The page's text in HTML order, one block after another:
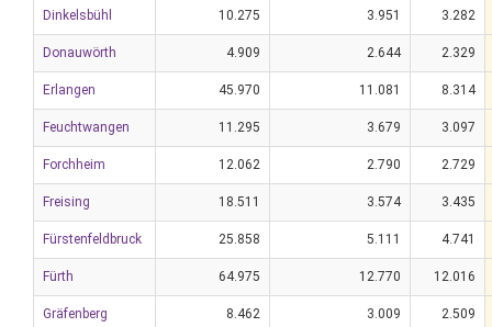
Dinkelsbühl 10.275 3.951 3.282
Donauwörth 4.909 2.644 2.329
Erlangen 45.970 11.081 8.314
Feuchtwangen 11.295 3.679 3.097
Forchheim 12.062 2.790 2.729
Freising 18.511 3.574 3.435
Fürstenfeldbruck 25.858 5.111 4.741
Fürth 64.975 12.770 12.016
Gräfenberg 8.462 3.009 2.509